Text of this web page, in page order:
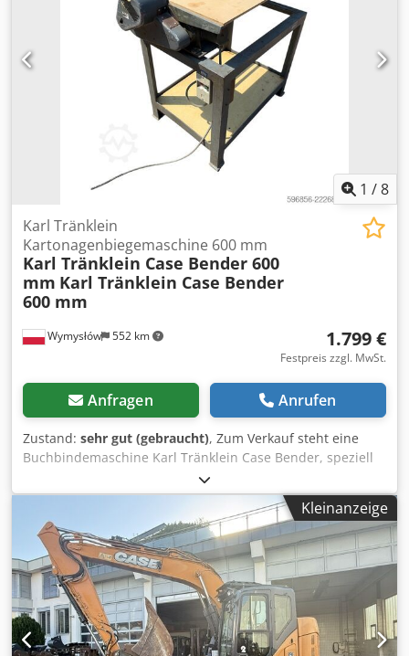
Ölbad-Scheibenbremsen Reifengröße: 600/65R25 +
650/75R38 - 520/70R34 Profil übrig: 60 % 90 % - 40 %
Werkzeugkasten: ? Hydraulikanlage: ? Tankhersteller:
Samson Tankvolumen: 8000 L Hochdruckpumpe: 2 x HPP
Hochdruckleistung: 122 l/min - 130 bar Vakuumpumpe:
Samson Fernbedienung: ?
1 /8
Wymysłów 552 km
Karl Tränklein
Kartonagenbiegemaschine 600 mm
Karl Tränklein Case Bender 600
mm Karl Tränklein Case Bender
600 mm
1.799 €
Festpreis zzgl. MwSt.
Anfragen Anrufen
Zustand: sehr gut (gebraucht), Zum Verkauf steht eine
Buchbindemaschine Karl Tränklein Case Bender, speziell
entwickelt zum Formen und Biegen von Buchdeckenrücken
bei Hardcover-Büchern. Das Gerät verleiht den
Buchdecken den erforderlichen Radius, sodass sie sich
optimal an den Buchblock anpassen. Die Maschine ist mit
verstellbaren Walzen ausgestattet, die eine Anpassung an
verschiedene Deckendicken ermöglichen. Die massive
Gusskonstruktion sorgt für hohe Präzision und langjährige
Haltbarkeit. Technische Daten: Codpfxeziwnbo Aanerf
Hersteller: Karl Tränklein Typ: Case Bender /
Rückenformmaschine Arbeitsbreite: ca. 600 mm
Kleinanzeige